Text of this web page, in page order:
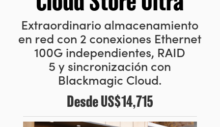
Hong Kong SAR, China
India
Italy
Japan
Extraordinario almacenamiento
en red con 2 conexiones Ethernet
100G independientes, RAID
5 y sincronización con
Blackmagic Cloud.
DesdeUS$14,715